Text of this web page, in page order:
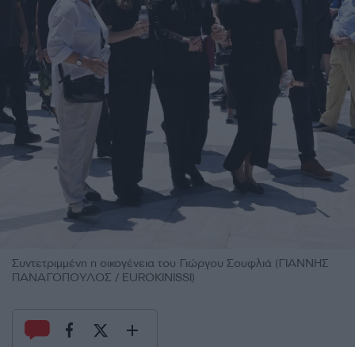
Συντετριμμένη η οικογένεια του Γιώργου Σουφλιά (ΓΙΑΝΝΗΣ
ΠΑΝΑΓΟΠΟΥΛΟΣ / EUROKINISSI)